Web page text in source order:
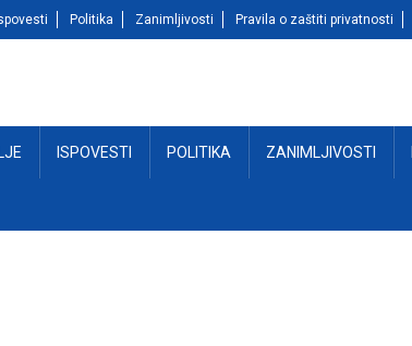
Politika Zanimljivosti Pravila o zaštiti privatnosti
ISPOVESTI POLITIKA ZANIMLJIVOSTI